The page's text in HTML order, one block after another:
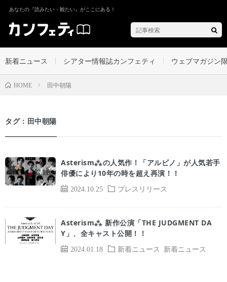
あなたの『読みたい・観たい』がここにある！
新着ニュース シアター情報誌カンフェティ ウェブマガジン
HOME 田中朝陽
タグ：田中朝陽
2024.10.25 プレスリリース
Asterism⁂の人気作！「アルビノ」が人気若手
俳優により10年の時を超え再演！！
2024.01.18 新着ニュース 新着ニュース
Asterism⁂ 新作公演「THE JUDGMENT DA
Y」、全キャスト公開！！